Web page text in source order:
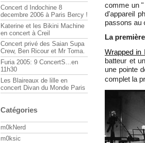
comme un
d'appareil
passons au
La
Wrapped in
batteur et
une pointe
complet la
Concert d Indochine 8
decembre 2006 à Paris Bercy !
Katerine et les Bikini Machine
en concert à Creil
Concert privé des Saian Supa
Crew, Ben Ricour et Mr Toma.
Furia 2005: 9 ConcertS...en
11h30
Les Blaireaux de lille en
concert Divan du Monde Paris
Catégories
m0kNerd
m0ksic